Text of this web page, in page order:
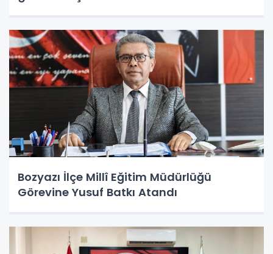
Bozyazı İlçe Millî Eğitim Müdürlüğü
Görevine Yusuf Batkı Atandı